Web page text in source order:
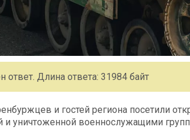
ответ. Длина ответа: 31984 байт
и гостей региона посетили
и уничтоженной военнослужащими